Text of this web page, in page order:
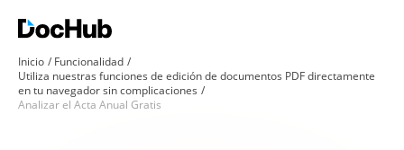
Inicio
Funcionalidad
Utiliza nuestras funciones de edición de documentos PDF directamente
en tu navegador sin complicaciones
Analizar el Acta Anual Gratis